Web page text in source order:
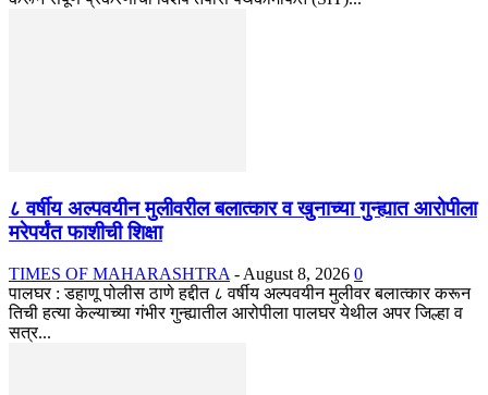
८ वर्षीय अल्पवयीन मुलीवरील बलात्कार व खुनाच्या गुन्ह्यात आरोपीला
मरेपर्यंत फाशीची शिक्षा
TIMES OF MAHARASHTRA - August 8, 2026 0
पालघर : डहाणू पोलीस ठाणे हद्दीत ८ वर्षीय अल्पवयीन मुलीवर बलात्कार करून
तिची हत्या केल्याच्या गंभीर गुन्ह्यातील आरोपीला पालघर येथील अपर जिल्हा व
सत्र...